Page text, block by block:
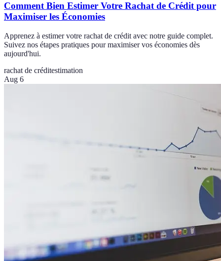
Comment Bien Estimer Votre Rachat de Crédit pour
Maximiser les Économies
Apprenez à estimer votre rachat de crédit avec notre guide complet.
Suivez nos étapes pratiques pour maximiser vos économies dès
aujourd'hui.
rachat de créditestimation
Aug 6